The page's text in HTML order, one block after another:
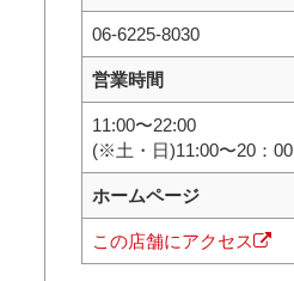
06-6225-8030
営業時間
11:00〜22:00
(※土・日)11:00〜20：00
ホームページ
この店舗にアクセス